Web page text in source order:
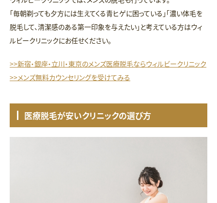
「毎朝剃っても夕方には生えてくる青ヒゲに困っている」「濃い体毛を
脱毛して、清潔感のある第一印象を与えたい」と考えている方はウィ
ルビークリニックにお任せください。
>>新宿・銀座・立川・東京のメンズ医療脱毛ならウィルビークリニック
>>メンズ無料カウンセリングを受けてみる
医療脱毛が安いクリニックの選び方